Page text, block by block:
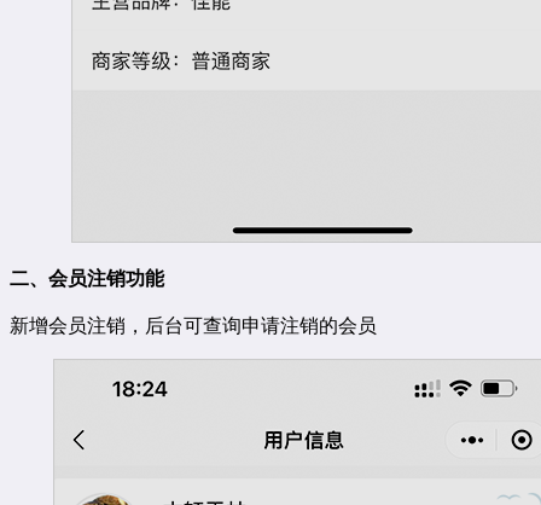
二、会员注销功能
新增会员注销，后台可查询申请注销的会员